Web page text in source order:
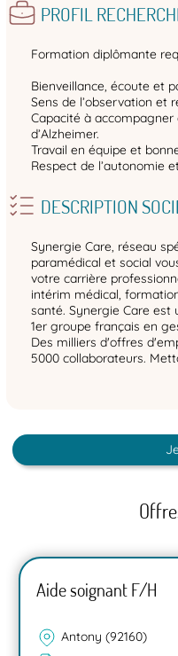
PROFIL
Formation diplômante
Bienveillance, écoute et
Sens de l’observation et
Capacité à
d’Alzheimer.
Travail en équipe et
Respect de l’autonomie
DESCRIPTION
Synergie Care, réseau
paramédical et social
votre carrière
intérim médical,
santé. Synergie Care est
1er groupe français en
Des milliers d'offres
5000 collaborateurs.
Aide soignant F/H
Antony (92160)